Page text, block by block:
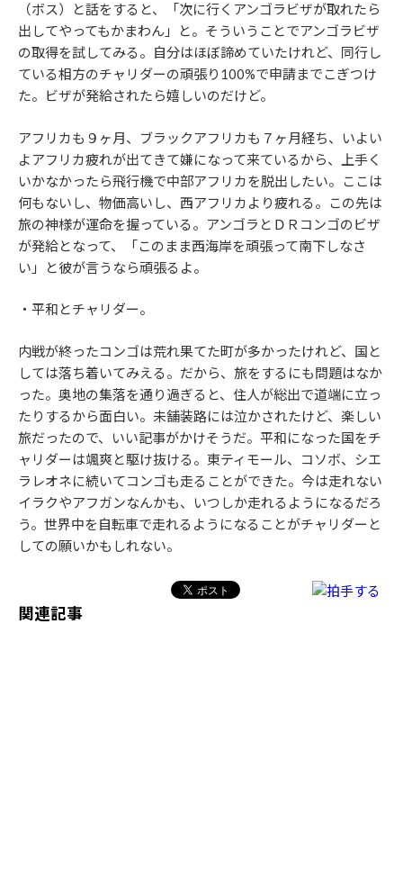
（ボス）と話をすると、「次に行くアンゴラビザが取れたら
出してやってもかまわん」と。そういうことでアンゴラビザ
の取得を試してみる。自分はほぼ諦めていたけれど、同行し
ている相方のチャリダーの頑張り100%で申請までこぎつけ
た。ビザが発給されたら嬉しいのだけど。
アフリカも９ヶ月、ブラックアフリカも７ヶ月経ち、いよい
よアフリカ疲れが出てきて嫌になって来ているから、上手く
いかなかったら飛行機で中部アフリカを脱出したい。ここは
何もないし、物価高いし、西アフリカより疲れる。この先は
旅の神様が運命を握っている。アンゴラとＤＲコンゴのビザ
が発給となって、「このまま西海岸を頑張って南下しなさ
い」と彼が言うなら頑張るよ。
・平和とチャリダー。
内戦が終ったコンゴは荒れ果てた町が多かったけれど、国と
しては落ち着いてみえる。だから、旅をするにも問題はなか
った。奥地の集落を通り過ぎると、住人が総出で道端に立っ
たりするから面白い。未舗装路には泣かされたけど、楽しい
旅だったので、いい記事がかけそうだ。平和になった国をチ
ャリダーは颯爽と駆け抜ける。東ティモール、コソボ、シエ
ラレオネに続いてコンゴも走ることができた。今は走れない
イラクやアフガンなんかも、いつしか走れるようになるだろ
う。世界中を自転車で走れるようになることがチャリダーと
しての願いかもしれない。
関連記事